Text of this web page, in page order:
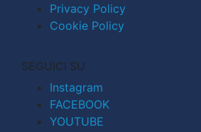
Privacy Policy
Cookie Policy
SEGUICI SU
Instagram
FACEBOOK
YOUTUBE